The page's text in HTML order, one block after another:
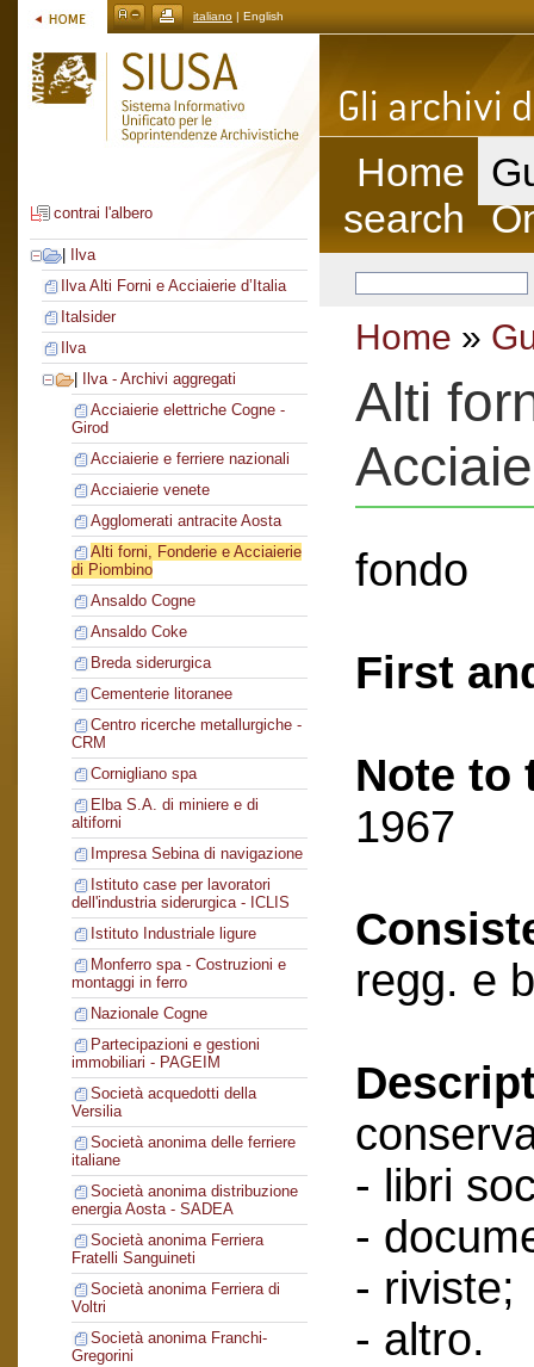
italiano | English
contrai l'albero
Ilva
Ilva Alti Forni e Acciaierie d’Italia
Italsider
Ilva
Ilva - Archivi aggregati
Acciaierie elettriche Cogne -
Girod
Acciaierie e ferriere nazionali
Acciaierie venete
Agglomerati antracite Aosta
Alti forni, Fonderie e Acciaierie
di Piombino
Ansaldo Cogne
Ansaldo Coke
Breda siderurgica
Cementerie litoranee
Centro ricerche metallurgiche -
CRM
Cornigliano spa
Elba S.A. di miniere e di
altiforni
Impresa Sebina di navigazione
Istituto case per lavoratori
dell'industria siderurgica - ICLIS
Istituto Industriale ligure
Monferro spa - Costruzioni e
montaggi in ferro
Nazionale Cogne
Partecipazioni e gestioni
immobiliari - PAGEIM
Società acquedotti della
Versilia
Società anonima delle ferriere
italiane
Società anonima distribuzione
energia Aosta - SADEA
Società anonima Ferriera
Fratelli Sanguineti
Società anonima Ferriera di
Voltri
Società anonima Franchi-
Gregorini
Home
search
Home »
Alti
fondo
First
Note to
1967
regg. e
- libri
-
- riviste;
- altro.